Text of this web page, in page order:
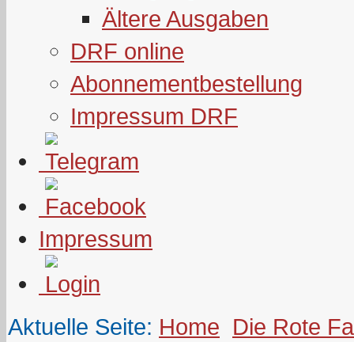
Ältere Ausgaben
DRF online
Abonnementbestellung
Impressum DRF
Impressum
Aktuelle Seite: Home Die Rote